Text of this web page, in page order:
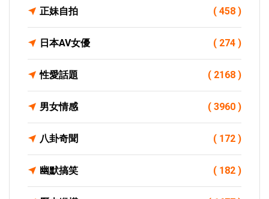
正妹自拍 ( 458 )
日本AV女優 ( 274 )
性愛話題 ( 2168 )
男女情感 ( 3960 )
八卦奇聞 ( 172 )
幽默搞笑 ( 182 )